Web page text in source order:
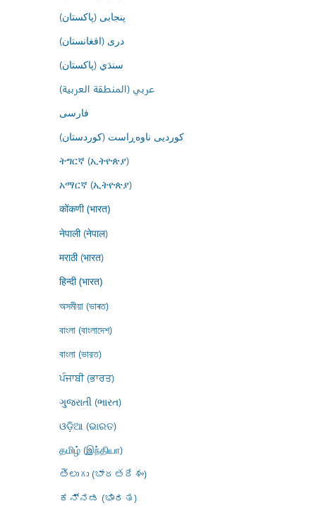
پنجابی (پاکستان)
درى (افغانستان)
سنڌي (پاکستان)
عربي (المنطقة العربية)
فارسى
کوردیی ناوەڕاست (کوردستان)
ትግርኛ (ኢትዮጵያ)
አማርኛ (ኢትዮጵያ)
कोंकणी (भारत)
नेपाली (नेपाल)
मराठी (भारत)
हिन्दी (भारत)
অসমীয়া (ভাৰত)
বাংলা (বাংলাদেশ)
বাংলা (ভারত)
ਪੰਜਾਬੀ (ਭਾਰਤ)
ગુજરાતી (ભારત)
ଓଡ଼ିଆ (ଭାରତ)
தமிழ் (இந்தியா)
తెలుగు (భారతదేశం)
ಕನ್ನಡ (ಭಾರತ)